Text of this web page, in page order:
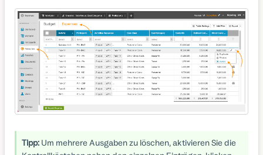
Tipp: Um mehrere Ausgaben zu löschen, aktivieren Sie die